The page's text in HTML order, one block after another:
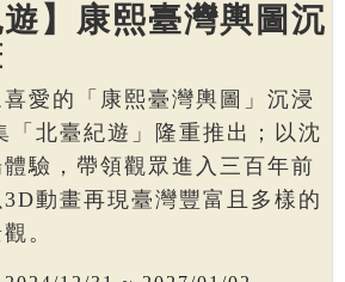
遊】康熙臺灣輿圖沉
愛的「康熙臺灣輿圖」沉浸
「北臺紀遊」隆重推出；以沈
驗，帶領觀眾進入三百年前
動畫再現臺灣豐富且多樣的
。